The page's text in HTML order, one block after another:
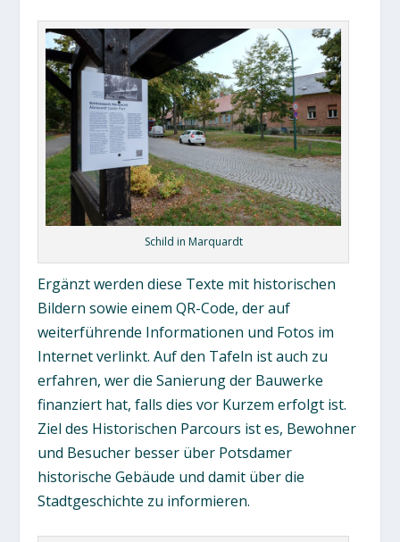
Schild in Marquardt
Ergänzt werden diese Texte mit historischen
Bildern sowie einem QR-Code, der auf
weiterführende Informationen und Fotos im
Internet verlinkt. Auf den Tafeln ist auch zu
erfahren, wer die Sanierung der Bauwerke
finanziert hat, falls dies vor Kurzem erfolgt ist.
Ziel des Historischen Parcours ist es, Bewohner
und Besucher besser über Potsdamer
historische Gebäude und damit über die
Stadtgeschichte zu informieren.